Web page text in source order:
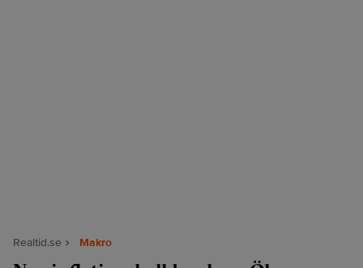
Realtid.se Makro